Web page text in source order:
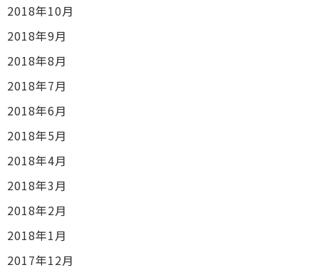
2018年10月
2018年9月
2018年8月
2018年7月
2018年6月
2018年5月
2018年4月
2018年3月
2018年2月
2018年1月
2017年12月